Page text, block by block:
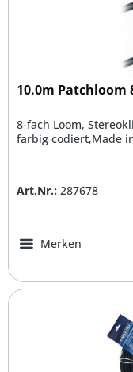
10.0m Patchloom
8-fach Loom,
farbig codiert,Made
Art.Nr.: 287678
Merken